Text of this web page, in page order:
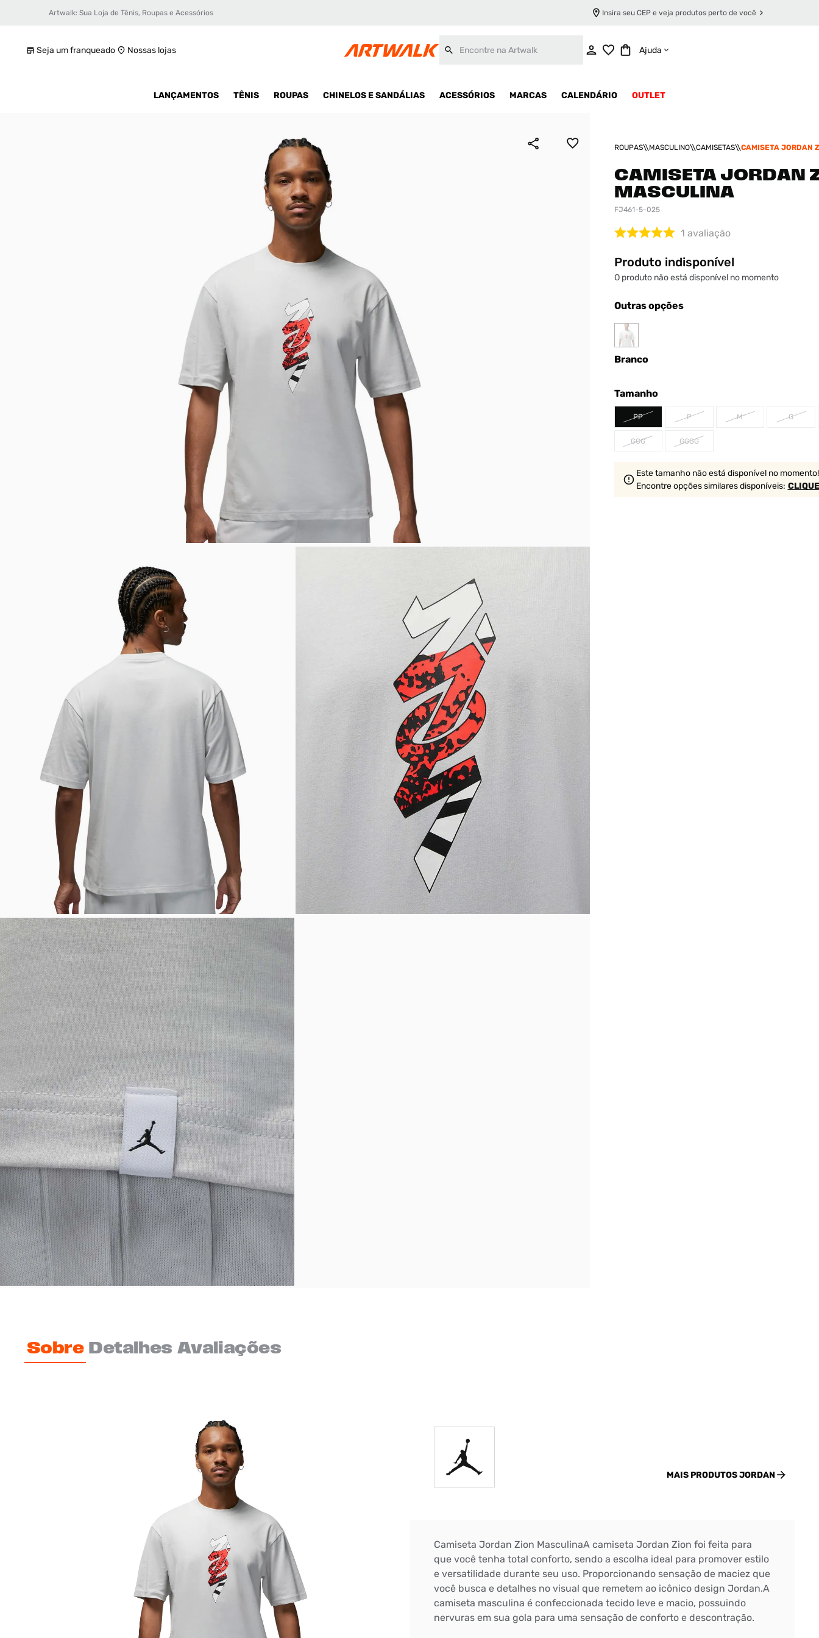
Artwalk: Sua Loja de Tênis, Roupas e Acessórios Insira seu CEP e veja produtos perto de você
Para ter uma melhor experiência de compra, insira seu CEP
Seja um franqueado Nossas lojas Ajuda
LANÇAMENTOS TÊNIS ROUPAS CHINELOS E SANDÁLIAS ACESSÓRIOS MARCAS CALENDÁRIO OUTLET
ROUPAS MASCULINO CAMISETAS
CAMISETA JORDAN
CAMISETA JORDAN
MASCULINA
FJ461-5-025
1 avaliação
Produto indisponível
O produto não está disponível no momento
Outras opções
Branco
Tamanho
PP P M G
GGG GGGG
Este tamanho não está disponível no momento!
Encontre opções similaresdisponíveis:
Sobre Detalhes Avaliações
MAIS PRODUTOSJORDAN
Camiseta Jordan Zion MasculinaA camiseta Jordan Zion foi feita para
que você tenha total conforto, sendo a escolha ideal para promover estilo
e versatilidade durante seu uso. Proporcionando sensação de maciez que
você busca e detalhes no visual que remetem ao icônico design Jordan.A
camiseta masculina é confeccionada tecido leve e macio, possuindo
nervuras em sua gola para uma sensação de conforto e descontração.
Camiseta Jordan Zion Masculina